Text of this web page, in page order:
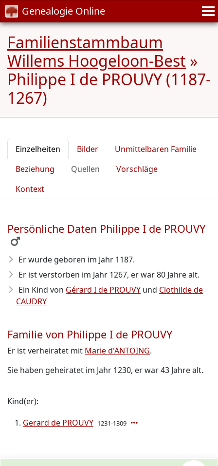
Genealogie Online
Familienstammbaum
Willems Hoogeloon-Best »
Philippe I de PROUVY (1187-
1267)
Einzelheiten Bilder
Unmittelbaren Familie
Beziehung
Quellen
Vorschläge
Kontext
Persönliche Daten Philippe I de PROUVY
Er wurde geboren im Jahr 1187.
Er ist verstorben im Jahr 1267, er war 80 Jahre alt.
Ein Kind von Gérard I de PROUVY und Clothilde de
CAUDRY
Familie von Philippe I de PROUVY
Er ist verheiratet mit Marie d'ANTOING.
Sie haben geheiratet im Jahr 1230, er war 43 Jahre alt.
Kind(er):
Gerard de PROUVY 1231-1309